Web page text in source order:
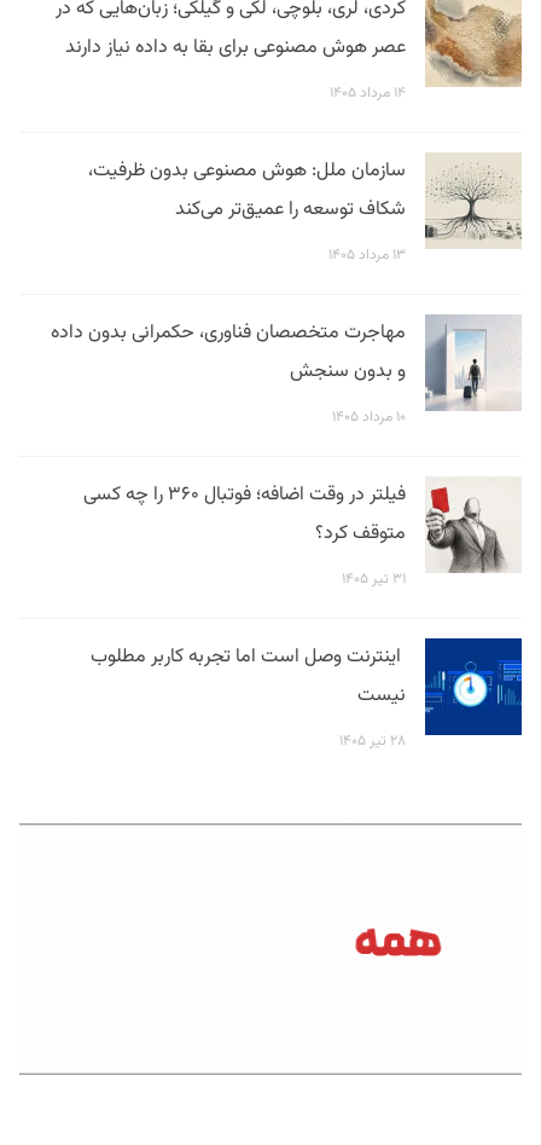
کردی، لری، بلوچی، لکی و گیلکی؛ زبان‌هایی که در
عصر هوش مصنوعی برای بقا به داده نیاز دارند
۱۴ مرداد ۱۴۰۵
سازمان ملل: هوش مصنوعی بدون ظرفیت،
شکاف توسعه را عمیق‌تر می‌کند
۱۳ مرداد ۱۴۰۵
مهاجرت متخصصان فناوری، حکمرانی بدون داده
و بدون سنجش
۱۰ مرداد ۱۴۰۵
فیلتر در وقت اضافه؛ فوتبال ۳۶۰ را چه کسی
متوقف کرد؟
۳۱ تیر ۱۴۰۵
اینترنت وصل است اما تجربه کاربر مطلوب
نیست
۲۸ تیر ۱۴۰۵